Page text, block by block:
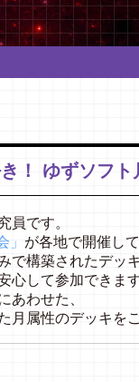
！ ゆずソフ
員です。
」 が各地で開催し
で構築されたデッ
心して参加できま
あわせた、
月属性のデッキを